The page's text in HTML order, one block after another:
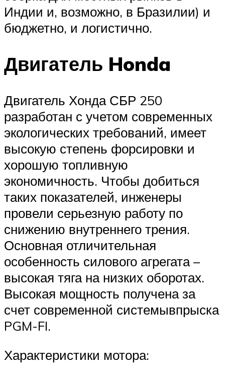
Индии и, возможно, в Бразилии) и
бюджетно, и логистично.
Двигатель Honda
Двигатель Хонда СБР 250
разработан с учетом современных
экологических требований, имеет
высокую степень форсировки и
хорошую топливную
экономичность. Чтобы добиться
таких показателей, инженеры
провели серьезную работу по
снижению внутреннего трения.
Основная отличительная
особенность силового агрегата –
высокая тяга на низких оборотах.
Высокая мощность получена за
счет современной системывпрыска
PGM-FI.
Характеристики мотора: